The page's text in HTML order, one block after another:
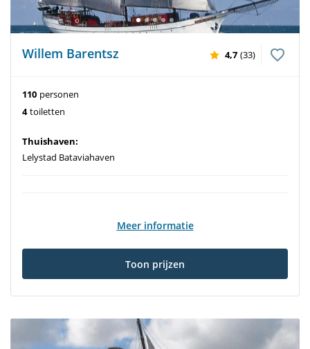
Willem Barentsz 4,7 (33)
110 personen
4 toiletten
Thuishaven:
Lelystad Bataviahaven
Meer informatie
Toon prijzen